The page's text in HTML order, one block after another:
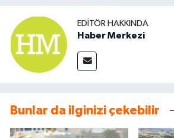
EDITÖR HAKKINDA
Haber Merkezi
Bunlar da ilginizi çekebilir